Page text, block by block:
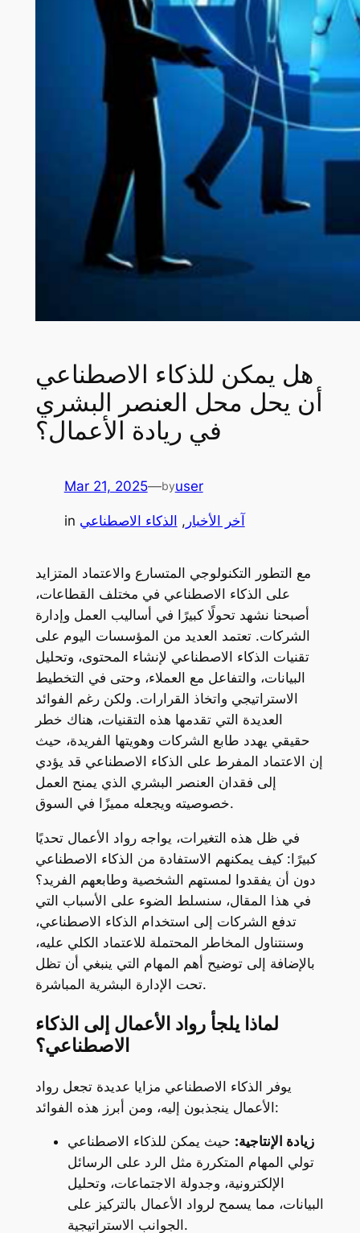
هل يمكن للذكاء الاصطناعي
أن يحل محل العنصر البشري
في ريادة الأعمال؟
Mar 21, 2025—byuser
in آخر الأخبار , الذكاء الاصطناعي
مع التطور التكنولوجي المتسارع والاعتماد المتزايد
على الذكاء الاصطناعي في مختلف القطاعات،
أصبحنا نشهد تحولًا كبيرًا في أساليب العمل وإدارة
الشركات. تعتمد العديد من المؤسسات اليوم على
تقنيات الذكاء الاصطناعي لإنشاء المحتوى، وتحليل
البيانات، والتفاعل مع العملاء، وحتى في التخطيط
الاستراتيجي واتخاذ القرارات. ولكن رغم الفوائد
العديدة التي تقدمها هذه التقنيات، هناك خطر
حقيقي يهدد طابع الشركات وهويتها الفريدة، حيث
إن الاعتماد المفرط على الذكاء الاصطناعي قد يؤدي
إلى فقدان العنصر البشري الذي يمنح العمل
خصوصيته ويجعله مميزًا في السوق.
في ظل هذه التغيرات، يواجه رواد الأعمال تحديًا
كبيرًا: كيف يمكنهم الاستفادة من الذكاء الاصطناعي
دون أن يفقدوا لمستهم الشخصية وطابعهم الفريد؟
في هذا المقال، سنسلط الضوء على الأسباب التي
تدفع الشركات إلى استخدام الذكاء الاصطناعي،
وسنتناول المخاطر المحتملة للاعتماد الكلي عليه،
بالإضافة إلى توضيح أهم المهام التي ينبغي أن تظل
تحت الإدارة البشرية المباشرة.
لماذا يلجأ رواد الأعمال إلى الذكاء
الاصطناعي؟
يوفر الذكاء الاصطناعي مزايا عديدة تجعل رواد
الأعمال ينجذبون إليه، ومن أبرز هذه الفوائد:
زيادة الإنتاجية: حيث يمكن للذكاء الاصطناعي
تولي المهام المتكررة مثل الرد على الرسائل
الإلكترونية، وجدولة الاجتماعات، وتحليل
البيانات، مما يسمح لرواد الأعمال بالتركيز على
الجوانب الاستراتيجية.